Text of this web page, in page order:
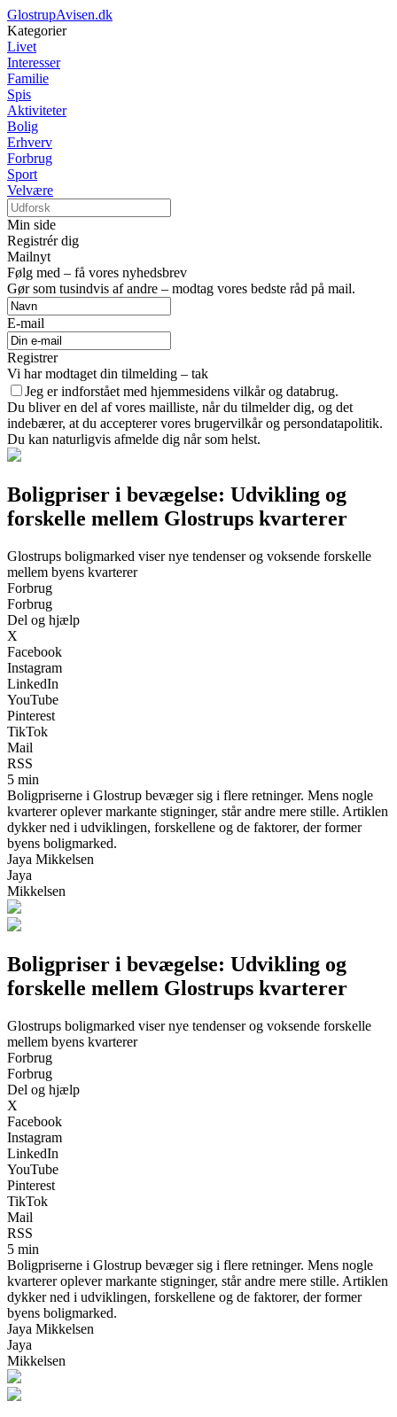
GlostrupAvisen.dk
Kategorier
Livet
Interesser
Familie
Spis
Aktiviteter
Bolig
Erhverv
Forbrug
Sport
Velvære
Min side
Registrér dig
Mailnyt
Følg med – få vores nyhedsbrev
Gør som tusindvis af andre – modtag vores bedste råd på mail.
E-mail
Registrer
Vi har modtaget din tilmelding – tak
Jeg er indforstået med hjemmesidens vilkår og databrug.
Du bliver en del af vores mailliste, når du tilmelder dig, og det
indebærer, at du accepterer vores brugervilkår og persondatapolitik.
Du kan naturligvis afmelde dig når som helst.
Boligpriser i bevægelse: Udvikling og
forskelle mellem Glostrups kvarterer
Glostrups boligmarked viser nye tendenser og voksende forskelle
mellem byens kvarterer
Forbrug
Forbrug
Del og hjælp
X
Facebook
Instagram
LinkedIn
YouTube
Pinterest
TikTok
Mail
RSS
5 min
Boligpriserne i Glostrup bevæger sig i flere retninger. Mens nogle
kvarterer oplever markante stigninger, står andre mere stille. Artiklen
dykker ned i udviklingen, forskellene og de faktorer, der former
byens boligmarked.
Jaya Mikkelsen
Jaya
Mikkelsen
Boligpriser i bevægelse: Udvikling og
forskelle mellem Glostrups kvarterer
Glostrups boligmarked viser nye tendenser og voksende forskelle
mellem byens kvarterer
Forbrug
Forbrug
Del og hjælp
X
Facebook
Instagram
LinkedIn
YouTube
Pinterest
TikTok
Mail
RSS
5 min
Boligpriserne i Glostrup bevæger sig i flere retninger. Mens nogle
kvarterer oplever markante stigninger, står andre mere stille. Artiklen
dykker ned i udviklingen, forskellene og de faktorer, der former
byens boligmarked.
Jaya Mikkelsen
Jaya
Mikkelsen